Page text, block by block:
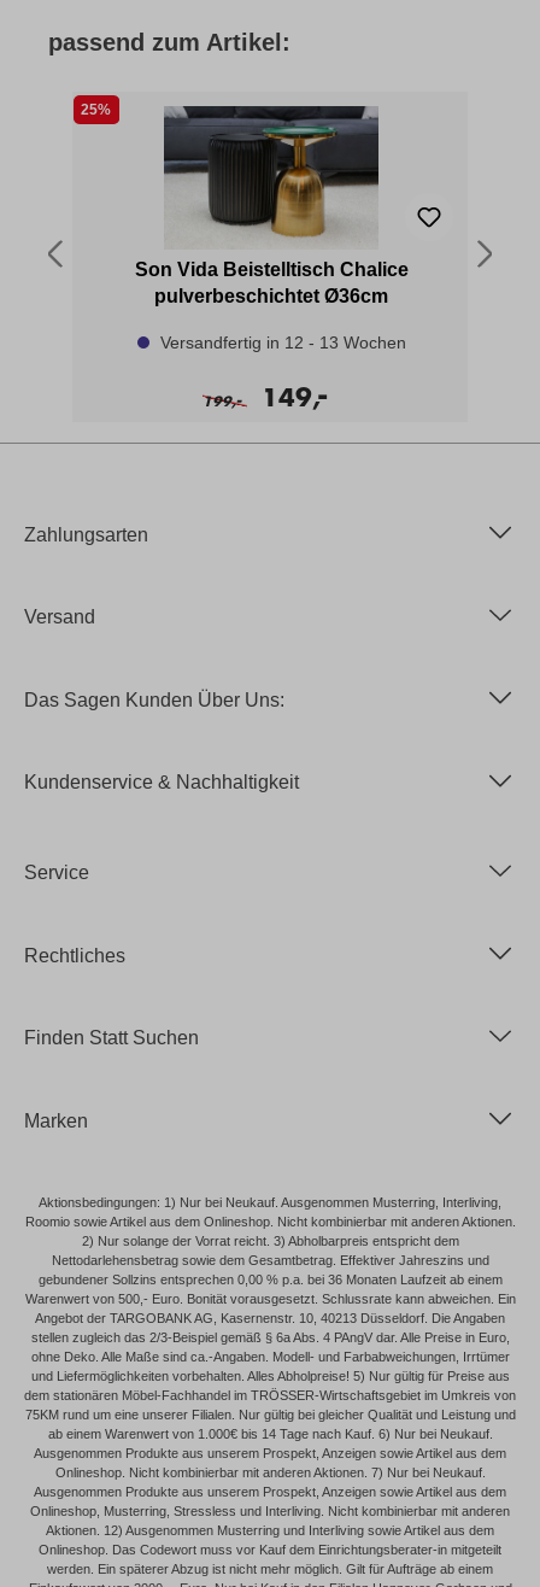
passend zum Artikel:
25%
Son Vida Beistelltisch Chalice
pulverbeschichtet Ø36cm
Versandfertig in 12 - 13 Wochen
199,
- 149,
-
Zahlungsarten
Versand
Das Sagen Kunden Über Uns:
Kundenservice & Nachhaltigkeit
Service
Rechtliches
Finden Statt Suchen
Marken
Aktionsbedingungen: 1) Nur bei Neukauf. Ausgenommen Musterring, Interliving,
Roomio sowie Artikel aus dem Onlineshop. Nicht kombinierbar mit anderen Aktionen.
2) Nur solange der Vorrat reicht. 3) Abholbarpreis entspricht dem
Nettodarlehensbetrag sowie dem Gesamtbetrag. Effektiver Jahreszins und
gebundener Sollzins entsprechen 0,00 % p.a. bei 36 Monaten Laufzeit ab einem
Warenwert von 500,- Euro. Bonität vorausgesetzt. Schlussrate kann abweichen. Ein
Angebot der TARGOBANK AG, Kasernenstr. 10, 40213 Düsseldorf. Die Angaben
stellen zugleich das 2/3-Beispiel gemäß § 6a Abs. 4 PAngV dar. Alle Preise in Euro,
ohne Deko. Alle Maße sind ca.-Angaben. Modell- und Farbabweichungen, Irrtümer
und Liefermöglichkeiten vorbehalten. Alles Abholpreise! 5) Nur gültig für Preise aus
dem stationären Möbel-Fachhandel im TRÖSSER-Wirtschaftsgebiet im Umkreis von
75KM rund um eine unserer Filialen. Nur gültig bei gleicher Qualität und Leistung und
ab einem Warenwert von 1.000€ bis 14 Tage nach Kauf. 6) Nur bei Neukauf.
Ausgenommen Produkte aus unserem Prospekt, Anzeigen sowie Artikel aus dem
Onlineshop. Nicht kombinierbar mit anderen Aktionen. 7) Nur bei Neukauf.
Ausgenommen Produkte aus unserem Prospekt, Anzeigen sowie Artikel aus dem
Onlineshop, Musterring, Stressless und Interliving. Nicht kombinierbar mit anderen
Aktionen. 12) Ausgenommen Musterring und Interliving sowie Artikel aus dem
Onlineshop. Das Codewort muss vor Kauf dem Einrichtungsberater-in mitgeteilt
werden. Ein späterer Abzug ist nicht mehr möglich. Gilt für Aufträge ab einem